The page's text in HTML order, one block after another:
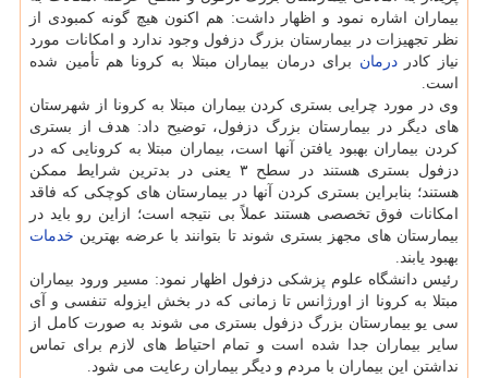
بیماران اشاره نمود و اظهار داشت: هم اكنون هیچ گونه كمبودی از
نظر تجهیزات در بیمارستان بزرگ دزفول وجود ندارد و امكانات مورد
نیاز كادردرمان برای درمان بیماران مبتلا به كرونا هم تأمین شده
است.
وی در مورد چرایی بستری كردن بیماران مبتلا به كرونا از شهرستان
های دیگر در بیمارستان بزرگ دزفول، توضیح داد: هدف از بستری
كردن بیماران بهبود یافتن آنها است، بیماران مبتلا به كرونایی كه در
دزفول بستری هستند در سطح ۳ یعنی در بدترین شرایط ممكن
هستند؛ بنابراین بستری كردن آنها در بیمارستان های كوچكی كه فاقد
امكانات فوق تخصصی هستند عملاً بی نتیجه است؛ ازاین رو باید در
بیمارستان های مجهز بستری شوند تا بتوانند با عرضه بهترین خدمات
بهبود یابند.
رئیس دانشگاه علوم پزشكی دزفول اظهار نمود: مسیر ورود بیماران
مبتلا به كرونا از اورژانس تا زمانی كه در بخش ایزوله تنفسی و آی
سی یو بیمارستان بزرگ دزفول بستری می شوند به صورت كامل از
سایر بیماران جدا شده است و تمام احتیاط های لازم برای تماس
نداشتن این بیماران با مردم و دیگر بیماران رعایت می شود.